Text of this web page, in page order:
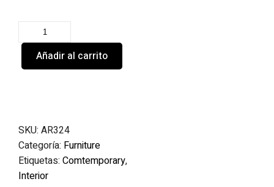
Añadir al carrito
SKU: AR324
Categoría: Furniture
Etiquetas: Comtemporary,
Interior